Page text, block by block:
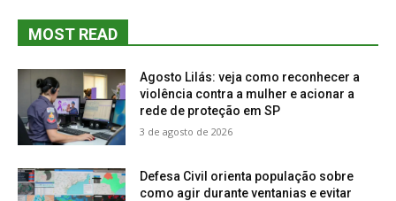
MOST READ
Agosto Lilás: veja como reconhecer a
violência contra a mulher e acionar a
rede de proteção em SP
3 de agosto de 2026
Defesa Civil orienta população sobre
como agir durante ventanias e evitar